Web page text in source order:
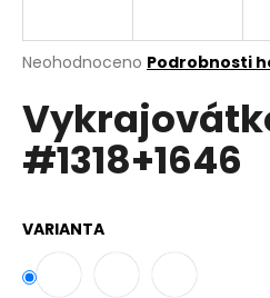
Průměrné
produktu
je
0,0
z
Neohodnoceno Podrobnosti
#1318+1646
VARIANTA
j
t
?